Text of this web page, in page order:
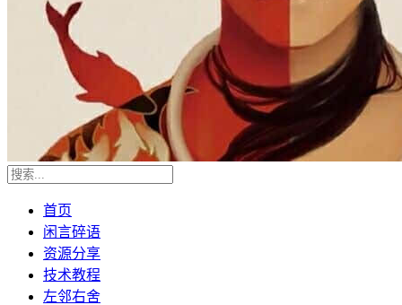
首页
闲言碎语
资源分享
技术教程
左邻右舍